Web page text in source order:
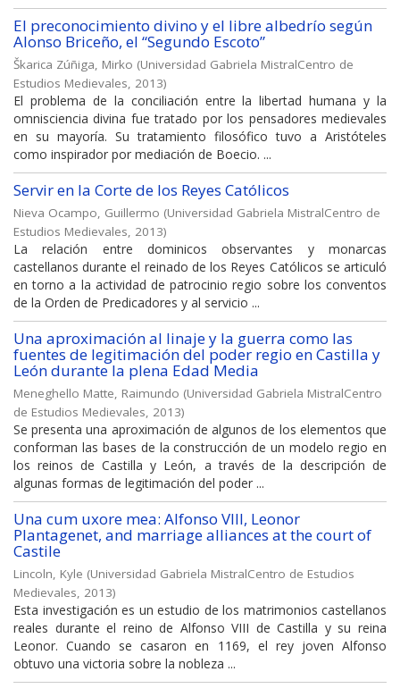
El preconocimiento divino y el libre albedrío según
Alonso Briceño, el “Segundo Escoto”
Škarica Zúñiga, Mirko (Universidad Gabriela MistralCentro de
Estudios Medievales, 2013)
El problema de la conciliación entre la libertad humana y la
omnisciencia divina fue tratado por los pensadores medievales
en su mayoría. Su tratamiento filosófico tuvo a Aristóteles
como inspirador por mediación de Boecio. ...
Servir en la Corte de los Reyes Católicos
Nieva Ocampo, Guillermo (Universidad Gabriela MistralCentro de
Estudios Medievales, 2013)
La relación entre dominicos observantes y monarcas
castellanos durante el reinado de los Reyes Católicos se articuló
en torno a la actividad de patrocinio regio sobre los conventos
de la Orden de Predicadores y al servicio ...
Una aproximación al linaje y la guerra como las
fuentes de legitimación del poder regio en Castilla y
León durante la plena Edad Media
Meneghello Matte, Raimundo (Universidad Gabriela MistralCentro
de Estudios Medievales, 2013)
Se presenta una aproximación de algunos de los elementos que
conforman las bases de la construcción de un modelo regio en
los reinos de Castilla y León, a través de la descripción de
algunas formas de legitimación del poder ...
Una cum uxore mea: Alfonso VIII, Leonor
Plantagenet, and marriage alliances at the court of
Castile
Lincoln, Kyle (Universidad Gabriela MistralCentro de Estudios
Medievales, 2013)
Esta investigación es un estudio de los matrimonios castellanos
reales durante el reino de Alfonso VIII de Castilla y su reina
Leonor. Cuando se casaron en 1169, el rey joven Alfonso
obtuvo una victoria sobre la nobleza ...